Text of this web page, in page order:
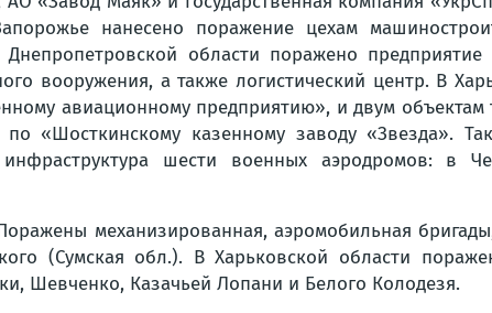
нанесено поражение цехам
области поражено
вооружения, а также логистический центр. В
авиационному предприятию», и двум объектам
«Шосткинскому казенному заводу «Звезда».
шести военных аэродромов: в
механизированная, аэромобильная
(Сумская обл.). В Харьковской области
Шевченко, Казачьей Лопани и Белого Колодезя.